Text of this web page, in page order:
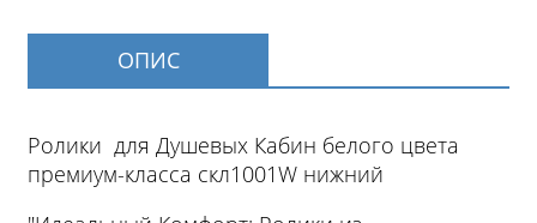
ОПИС
Ролики для Душевых Кабин белого цвета
премиум-класса скл1001W нижний